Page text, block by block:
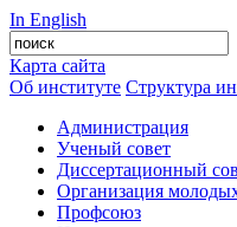
In English
Карта сайта
Об институте Структура
Администрация
Ученый совет
Диссертационный
Организация
Профсоюз